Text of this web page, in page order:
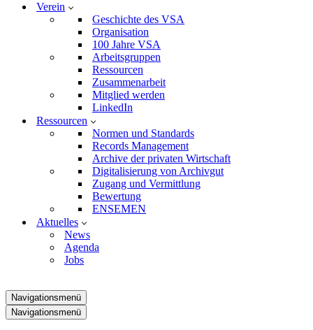
Verein
Geschichte des VSA
Organisation
100 Jahre VSA
Arbeitsgruppen
Ressourcen
Zusammenarbeit
Mitglied werden
LinkedIn
Ressourcen
Normen und Standards
Records Management
Archive der privaten Wirtschaft
Digitalisierung von Archivgut
Zugang und Vermittlung
Bewertung
ENSEMEN
Aktuelles
News
Agenda
Jobs
Navigationsmenü
Navigationsmenü